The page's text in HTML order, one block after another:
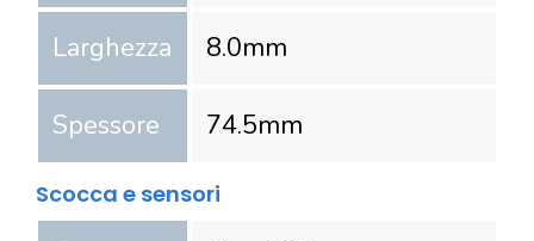
Larghezza 8.0mm
Spessore 74.5mm
Scocca e sensori